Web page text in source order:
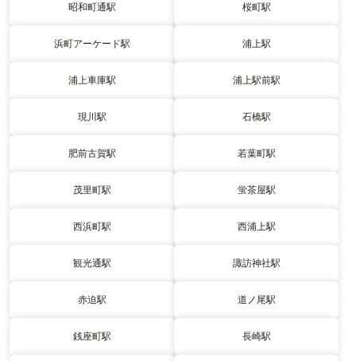
昭和町通駅 桜町駅
浜町アーケード駅 浦上駅
浦上車庫駅 浦上駅前駅
現川駅 石橋駅
肥前古賀駅 若葉町駅
茂里町駅 蛍茶屋駅
西浜町駅 西浦上駅
観光通駅 諏訪神社駅
赤迫駅 道ノ尾駅
銭座町駅 長崎駅